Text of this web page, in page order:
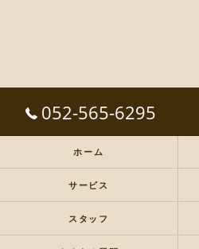
052-565-6295
ホーム
サービス
スタッフ